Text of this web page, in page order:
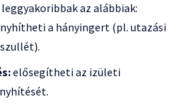
az alábbiak:
a hányingert (pl. utazási
elősegítheti az izületi